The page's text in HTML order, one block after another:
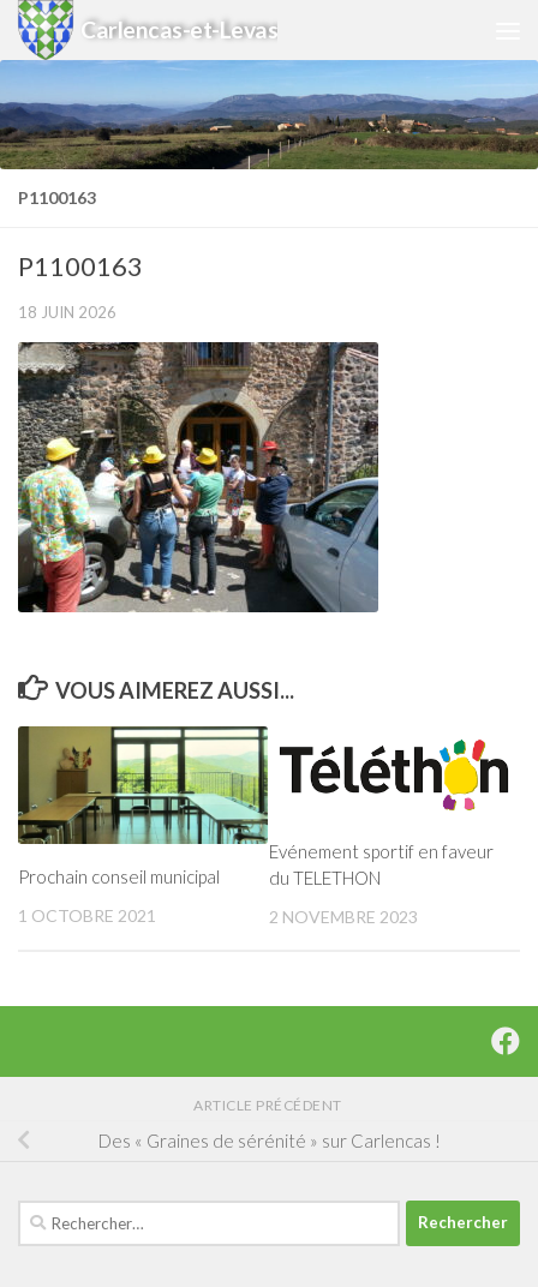
Skip to content
Carlencas-et-Levas
P1100163
P1100163
18 JUIN 2026
VOUS AIMEREZ AUSSI...
Prochain conseil municipal
1 OCTOBRE 2021
Evénement sportif en faveur
du TELETHON
2 NOVEMBRE 2023
ARTICLE PRÉCÉDENT
Des « Graines de sérénité » sur Carlencas !
Rechercher :